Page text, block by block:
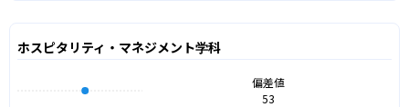
ホスピタリティ・マネジメント学科
偏差値
53